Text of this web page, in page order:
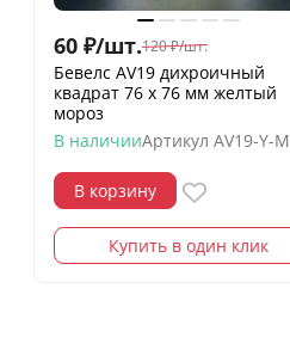
60 ₽/шт.120 ₽/шт.
Бевелс AV19 дихроичный
квадрат 76 х 76 мм желтый
мороз
В наличииАртикул AV19-Y-M
В корзину
Купить в один клик